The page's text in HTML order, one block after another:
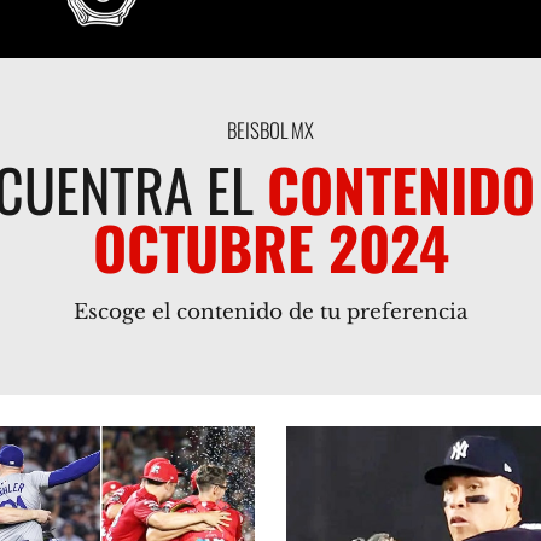
BEISBOL MX
ELCONTENIDO
OCTUBRE 2024
Escoge el contenido de tu preferencia